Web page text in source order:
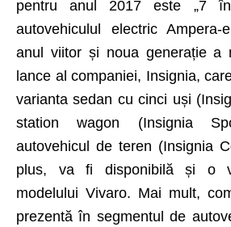
pentru anul 2017 este „7
autovehiculul electric
anul viitor și noua generație a
lance al companiei, Insignia,
varianta sedan cu cinci uși
station wagon (Insignia
autovehicul de teren (Insignia
plus, va fi disponibilă și o
modelului Vivaro. Mai mult,
prezentă în segmentul de